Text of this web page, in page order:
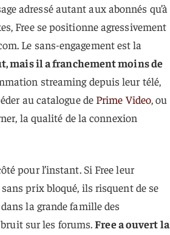
adressé autant aux abonnés qu’à
Free se positionne agressivement
Le sans-engagement est la
mais il a franchement moins de
streaming depuis leur télé,
au catalogue de Prime Video, ou
la qualité de la connexion
pour l’instant. Si Free leur
prix bloqué, ils risquent de se
la grande famille des
sur les forums.Free a ouvert la